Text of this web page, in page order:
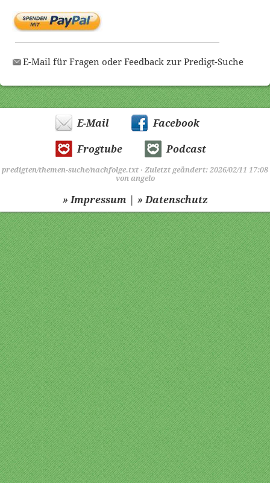
E-Mail für Fragen oder Feedback zur Predigt-Suche
E-Mail Facebook
Frogtube Podcast
predigten/themen-suche/nachfolge.txt · Zuletzt geändert: 2026/02/11 17:08
von angelo
» Impressum | » Datenschutz